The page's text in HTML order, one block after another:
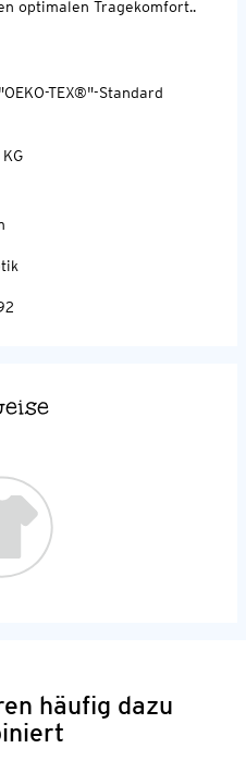
optimalen Tragekomfort..
TEX®"-Standard
häufig dazu